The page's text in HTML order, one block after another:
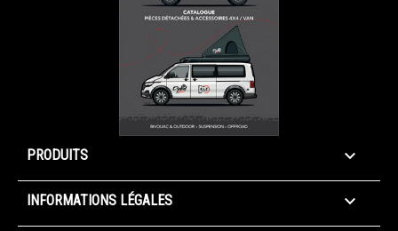
PRODUITS 
INFORMATIONS LÉGALES 